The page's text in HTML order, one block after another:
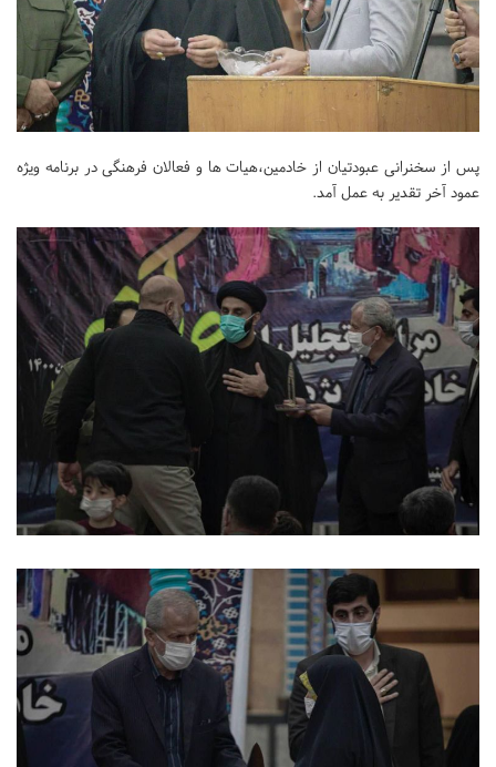
پس از سخنرانی عبودتیان از خادمین،هیات ها و فعالان فرهنگی در برنامه ویژه
عمود آخر تقدیر به عمل آمد.